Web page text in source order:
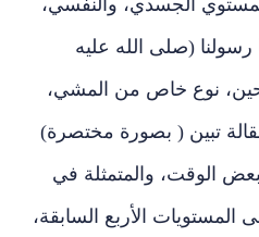
(صلى الله عليه
نوع خاص من المشي،
تبين ( بصورة مختصرة)
الوقت، والمتمثلة في
المستويات الأربع السابقة،